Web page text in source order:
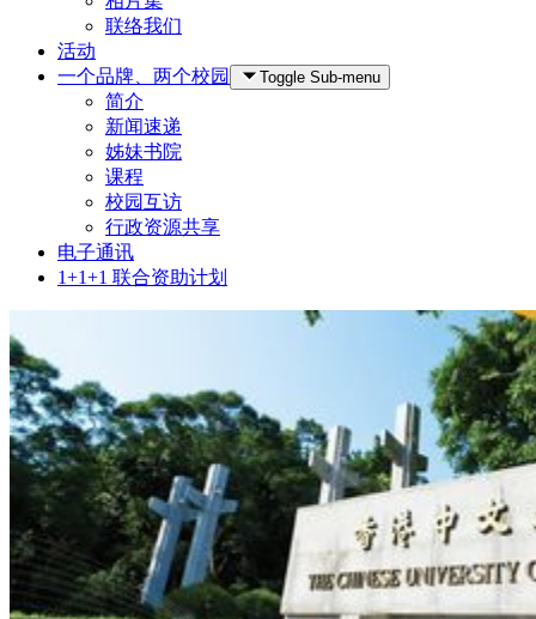
联络我们
活动
一个品牌、两个校园
Toggle Sub-menu
简介
新闻速递
姊妹书院
课程
校园互访
行政资源共享
电子通讯
1+1+1 联合资助计划